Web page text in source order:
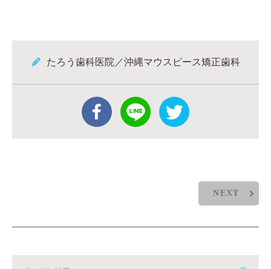
たろう歯科医院／沖縄マウスピース矯正歯科
NEXT